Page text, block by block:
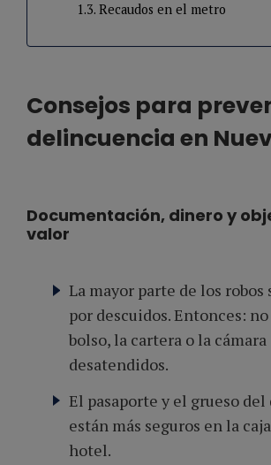
Recaudos en el metro
Consejos para
delincuencia en
Documentación, dinero y
valor
La mayor parte de los robos
por descuidos. Entonces:
bolso, la cartera o la cámara
desatendidos.
El pasaporte y el grueso
están más seguros en la
hotel.